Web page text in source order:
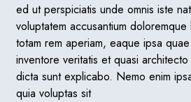
ed ut perspiciatis unde omnis iste
voluptatem accusantium doloremque
totam rem aperiam, eaque ipsa
inventore veritatis et quasi
dicta sunt explicabo. Nemo enim
quia voluptas sit